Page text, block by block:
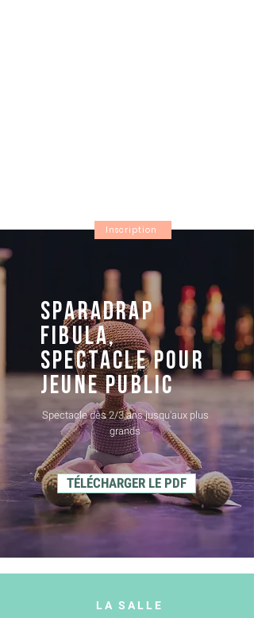
Inscription
​Sparadrap
Fibula,
spectacle pour
jeune public
Spectacle dès 2/3 ans jusqu'aux plus
grands
TÉLÉCHARGER LE PDF
LA SALLE